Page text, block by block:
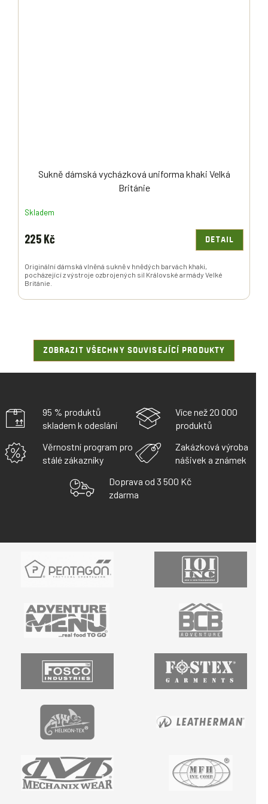
Sukně dámská vycházková uniforma khaki Velká
Británie
Skladem
225 Kč DETAIL
Originální dámská vlněná sukně v hnědých barvách khaki,
pocházející z výstroje ozbrojených sil Královské armády Velké
Británie.
ZOBRAZIT VŠECHNY SOUVISEJÍCÍ PRODUKTY
95 % produktů
skladem k odeslání
Více než 20 000
produktů
Věrnostní program pro
stálé zákazníky
Zakázková výroba
nášivek a známek
Doprava od 3 500 Kč
zdarma